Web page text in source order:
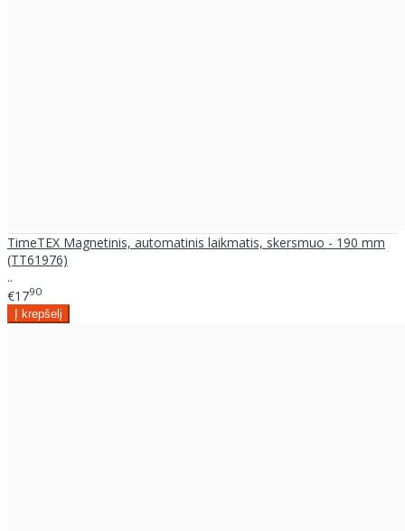
TimeTEX Magnetinis, automatinis laikmatis, skersmuo - 190 mm
(TT61976)
..
€1790